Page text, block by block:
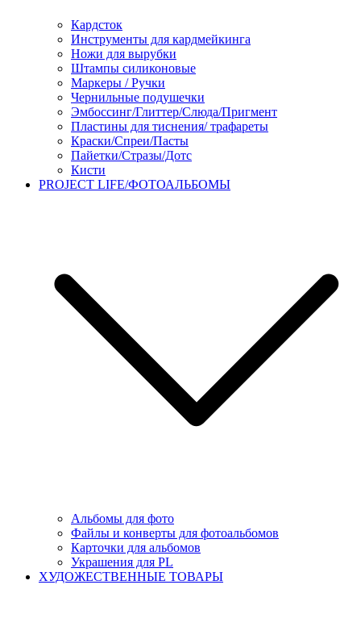
Кардсток
Инструменты для кардмейкинга
Ножи для вырубки
Штампы силиконовые
Маркеры / Ручки
Чернильные подушечки
Эмбоссинг/Глиттер/Слюда/Пригмент
Пластины для тиснения/ трафареты
Краски/Спреи/Пасты
Пайетки/Стразы/Дотс
Кисти
PROJECT LIFE/ФОТОАЛЬБОМЫ
Альбомы для фото
Файлы и конверты для фотоальбомов
Карточки для альбомов
Украшения для PL
ХУДОЖЕСТВЕННЫЕ ТОВАРЫ